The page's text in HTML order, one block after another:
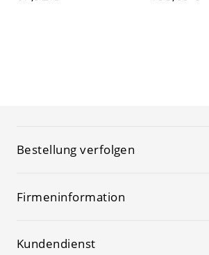
Bestellung verfolgen
Firmeninformation
Kundendienst